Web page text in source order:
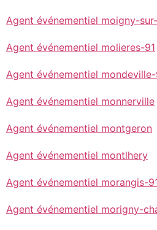
Agent événementiel moigny-
Agent événementiel molieres-91
Agent événementiel mondeville-
Agent événementiel monnerville
Agent événementiel montgeron
Agent événementiel montlhery
Agent événementiel morangis-
Agent événementiel morigny-